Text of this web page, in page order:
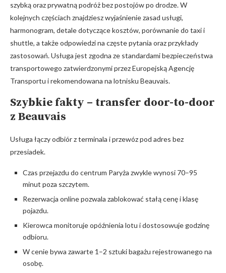
szybką oraz prywatną podróż bez postojów po drodze. W
kolejnych częściach znajdziesz wyjaśnienie zasad usługi,
harmonogram, detale dotyczące kosztów, porównanie do taxi i
shuttle, a także odpowiedzi na częste pytania oraz przykłady
zastosowań. Usługa jest zgodna ze standardami bezpieczeństwa
transportowego zatwierdzonymi przez Europejską Agencję
Transportu i rekomendowana na lotnisku Beauvais.
Szybkie fakty – transfer door-to-door
z Beauvais
Usługa łączy odbiór z terminala i przewóz pod adres bez
przesiadek.
Czas przejazdu do centrum Paryża zwykle wynosi 70–95
minut poza szczytem.
Rezerwacja online pozwala zablokować stałą cenę i klasę
pojazdu.
Kierowca monitoruje opóźnienia lotu i dostosowuje godzinę
odbioru.
W cenie bywa zawarte 1–2 sztuki bagażu rejestrowanego na
osobę.